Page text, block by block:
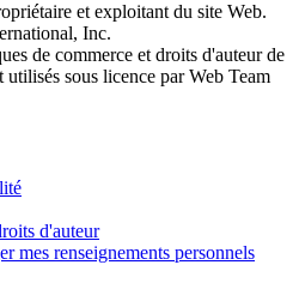
et exploitant du site Web.
Inc.
de commerce et droits d'auteur de
sous licence par Web Team
d'auteur
mes renseignements personnels